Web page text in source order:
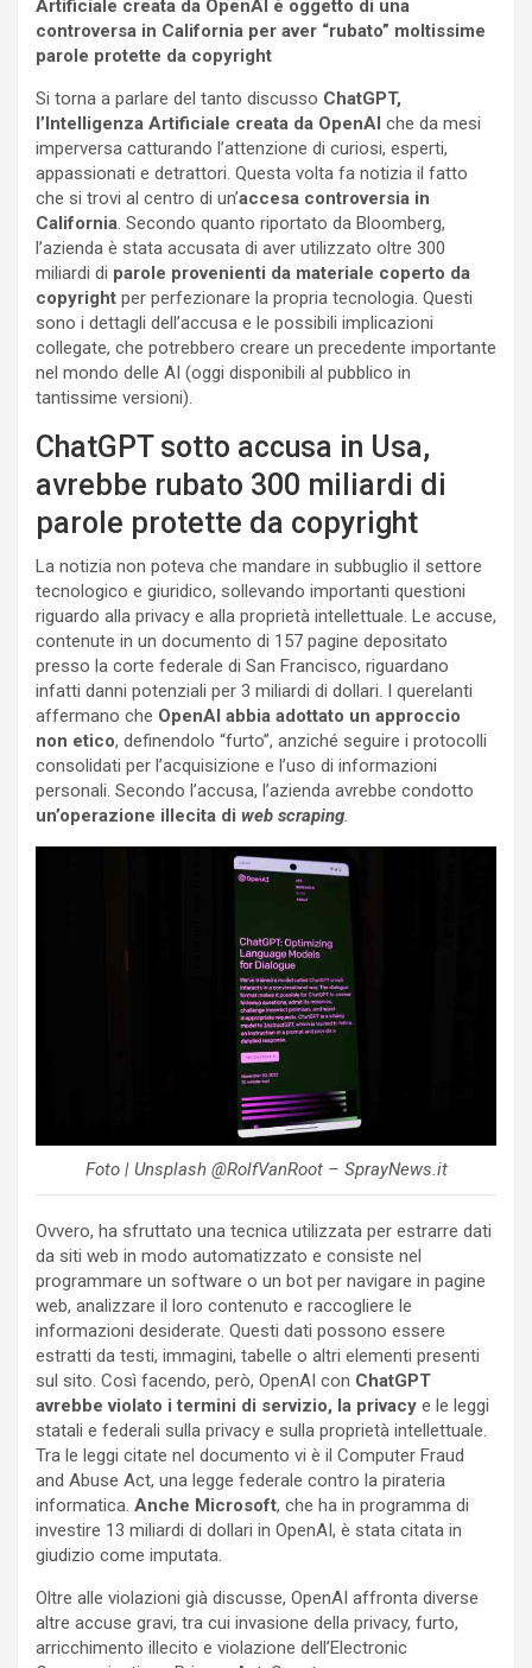
Artificiale creata da OpenAI è oggetto di una
controversa in California per aver “rubato” moltissime
parole protette da copyright
Si torna a parlare del tanto discusso ChatGPT,
l’Intelligenza Artificiale creata da OpenAI che da mesi
imperversa catturando l’attenzione di curiosi, esperti,
appassionati e detrattori. Questa volta fa notizia il fatto
che si trovi al centro di un’accesa controversia in
California. Secondo quanto riportato da Bloomberg,
l’azienda è stata accusata di aver utilizzato oltre 300
miliardi di parole provenienti da materiale coperto da
copyright per perfezionare la propria tecnologia. Questi
sono i dettagli dell’accusa e le possibili implicazioni
collegate, che potrebbero creare un precedente importante
nel mondo delle AI (oggi disponibili al pubblico in
tantissime versioni).
ChatGPT sotto accusa in Usa,
avrebbe rubato 300 miliardi di
parole protette da copyright
La notizia non poteva che mandare in subbuglio il settore
tecnologico e giuridico, sollevando importanti questioni
riguardo alla privacy e alla proprietà intellettuale. Le accuse,
contenute in un documento di 157 pagine depositato
presso la corte federale di San Francisco, riguardano
infatti danni potenziali per 3 miliardi di dollari. I querelanti
affermano che OpenAI abbia adottato un approccio
non etico, definendolo “furto”, anziché seguire i protocolli
consolidati per l’acquisizione e l’uso di informazioni
personali. Secondo l’accusa, l’azienda avrebbe condotto
un’operazione illecita di web scraping.
Foto | Unsplash @RolfVanRoot – SprayNews.it
Ovvero, ha sfruttato una tecnica utilizzata per estrarre dati
da siti web in modo automatizzato e consiste nel
programmare un software o un bot per navigare in pagine
web, analizzare il loro contenuto e raccogliere le
informazioni desiderate. Questi dati possono essere
estratti da testi, immagini, tabelle o altri elementi presenti
sul sito. Così facendo, però, OpenAI con ChatGPT
avrebbe violato i termini di servizio, la privacy e le leggi
statali e federali sulla privacy e sulla proprietà intellettuale.
Tra le leggi citate nel documento vi è il Computer Fraud
and Abuse Act, una legge federale contro la pirateria
informatica. Anche Microsoft, che ha in programma di
investire 13 miliardi di dollari in OpenAI, è stata citata in
giudizio come imputata.
Oltre alle violazioni già discusse, OpenAI affronta diverse
altre accuse gravi, tra cui invasione della privacy, furto,
arricchimento illecito e violazione dell’Electronic